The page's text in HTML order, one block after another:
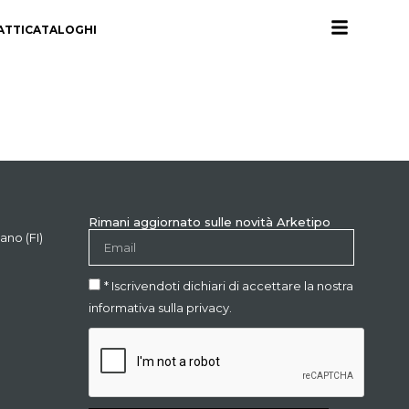
CATALOGHI
(FI)
Rimani aggiornato sulle novità Arketipo
* Iscrivendoti dichiari di accettare la nostra
informativa sulla privacy.